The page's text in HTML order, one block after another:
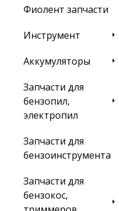
Фиолент запчасти
Инструмент
Аккумуляторы
Запчасти для
бензопил,
электропил
Запчасти для
бензоинструмента
Запчасти для
бензокос,